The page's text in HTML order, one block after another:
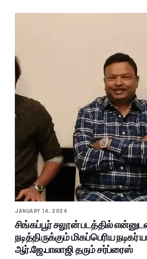
JANUARY 14, 2024
சிங்கப்பூர் சலூன் படத்தில்
நடித்திருக்கும் மிகப்பெரிய நடிகர்
ஆர்.ஜே.பாலாஜி தரும் சர்ப்ரைஸ்